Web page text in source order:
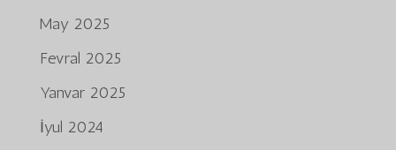
May 2025
Fevral 2025
Yanvar 2025
İyul 2024